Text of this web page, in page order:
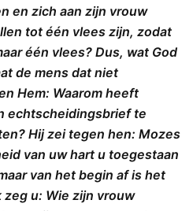
en zich aan zijn vrouw
tot één vlees zijn, zodat
één vlees? Dus, wat God
de mens dat niet
Hem: Waarom heeft
echtscheidingsbrief te
Hij zei tegen hen: Mozes
van uw hart u toegestaan
van het begin af is het
u: Wie zijn vrouw